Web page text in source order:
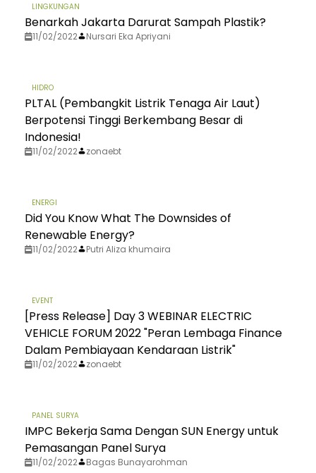
LINGKUNGAN
Benarkah Jakarta Darurat Sampah Plastik?
11/02/2022 Nursari Eka Apriyani
HIDRO
PLTAL (Pembangkit Listrik Tenaga Air Laut)
Berpotensi Tinggi Berkembang Besar di
Indonesia!
11/02/2022 zonaebt
ENERGI
Did You Know What The Downsides of
Renewable Energy?
11/02/2022 Putri Aliza khumaira
EVENT
[Press Release] Day 3 WEBINAR ELECTRIC
VEHICLE FORUM 2022 "Peran Lembaga Finance
Dalam Pembiayaan Kendaraan Listrik"
11/02/2022 zonaebt
PANEL SURYA
IMPC Bekerja Sama Dengan SUN Energy untuk
Pemasangan Panel Surya
11/02/2022 Bagas Bunayarohman